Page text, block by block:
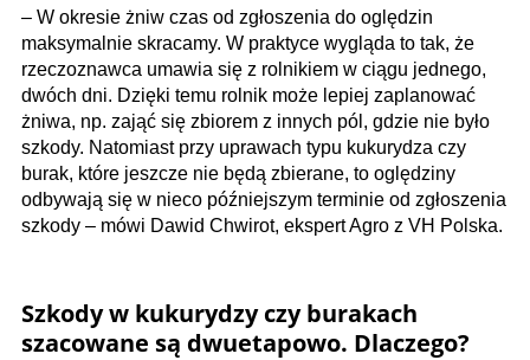
– W okresie żniw czas od zgłoszenia do oględzin
maksymalnie skracamy. W praktyce wygląda to tak, że
rzeczoznawca umawia się z rolnikiem w ciągu jednego,
dwóch dni. Dzięki temu rolnik może lepiej zaplanować
żniwa, np. zająć się zbiorem z innych pól, gdzie nie było
szkody. Natomiast przy uprawach typu kukurydza czy
burak, które jeszcze nie będą zbierane, to oględziny
odbywają się w nieco późniejszym terminie od zgłoszenia
szkody – mówi Dawid Chwirot, ekspert Agro z VH Polska.
Szkody w kukurydzy czy burakach
szacowane są dwuetapowo. Dlaczego?